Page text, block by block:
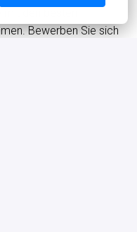
Bewerben Sie sich